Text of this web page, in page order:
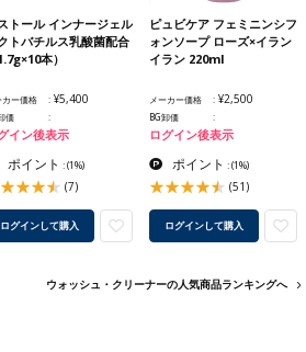
トール インナージェル
トバチルス乳酸菌配合
本）
カー価格 ¥5,400
価
イン後表示
ポイント :(1%)
(7)
ログインして購入
ピュビケア フェミニンシフ
ォンソープ ローズ×イラン
イラン 220ml
メーカー価格 ¥2,500
BG卸価
ログイン後表示
ポイント :(1%)
(51)
ログインして購入
ウォッシュ・クリーナーの人気商品ランキングへ